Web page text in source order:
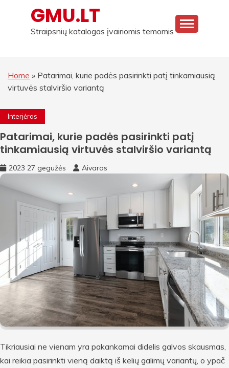
GMU.LT
Straipsnių katalogas įvairiomis temomis
Home » Patarimai, kurie padės pasirinkti patį tinkamiausią
virtuvės stalviršio variantą
Interjėras
Patarimai, kurie padės pasirinkti patį
tinkamiausią virtuvės stalviršio variantą
2023 27 gegužės Aivaras
Tikriausiai ne vienam yra pakankamai didelis galvos skausmas,
kai reikia pasirinkti vieną daiktą iš kelių galimų variantų, o ypač